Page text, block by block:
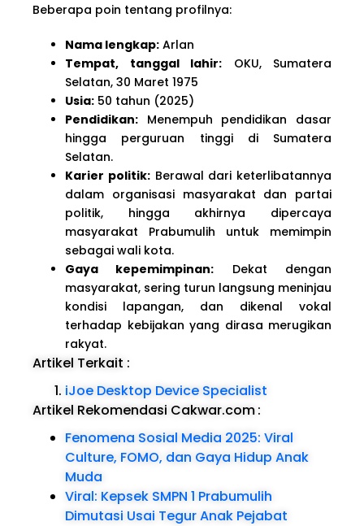
Beberapa poin tentang profilnya:
Nama lengkap: Arlan
Tempat, tanggal lahir: OKU, Sumatera
Selatan, 30 Maret 1975
Usia: 50 tahun (2025)
Pendidikan: Menempuh pendidikan dasar
hingga perguruan tinggi di Sumatera
Selatan.
Karier politik:Berawal dari keterlibatannya
dalam organisasi masyarakat dan partai
politik, hingga akhirnya dipercaya
masyarakat Prabumulih untuk memimpin
sebagai wali kota.
Gaya kepemimpinan: Dekat dengan
masyarakat, sering turun langsung meninjau
kondisi lapangan, dan dikenal vokal
terhadap kebijakan yang dirasa merugikan
rakyat.
Artikel Terkait :
iJoe Desktop Device Specialist
Artikel Rekomendasi Cakwar.com:
Fenomena Sosial Media 2025: Viral
Culture, FOMO, dan Gaya Hidup Anak
Muda
Viral: Kepsek SMPN 1 Prabumulih
Dimutasi Usai Tegur Anak Pejabat